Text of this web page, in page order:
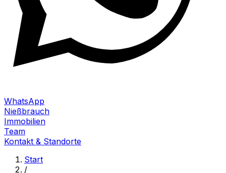
WhatsApp
Nießbrauch
Immobilien
Team
Kontakt & Standorte
Start
/